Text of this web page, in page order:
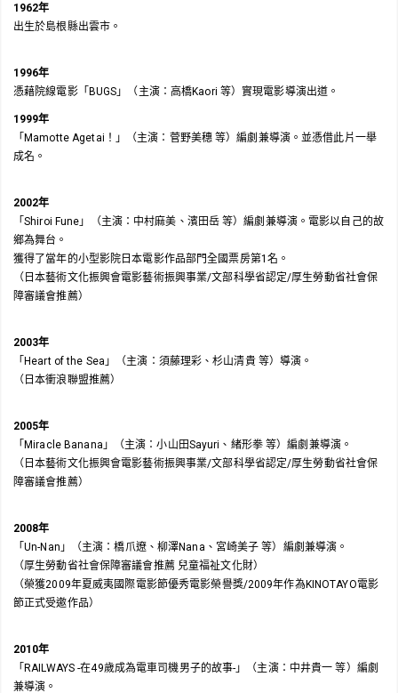
1962年
出生於島根縣出雲市。
1996年
憑藉院線電影「BUGS」（主演：高橋Kaori 等）實現電影導演出道。
1999年
「Mamotte Agetai！」（主演：菅野美穗 等）編劇兼導演。並憑借此片一舉
成名。
2002年
「Shiroi Fune」（主演：中村麻美、濱田岳 等）編劇兼導演。電影以自己的故
鄉為舞台。
獲得了當年的小型影院日本電影作品部門全國票房第1名。
（日本藝術文化振興會電影藝術振興事業/文部科學省認定/厚生勞動省社會保
障審議會推薦）
2003年
「Heart of the Sea」（主演：須藤理彩、杉山清貴 等）導演。
（日本衝浪聯盟推薦）
2005年
「Miracle Banana」（主演：小山田Sayuri、緒形拳 等）編劇兼導演。
（日本藝術文化振興會電影藝術振興事業/文部科學省認定/厚生勞動省社會保
障審議會推薦）
2008年
「Un-Nan」（主演：橋爪遼、柳澤Nana、宮崎美子 等）編劇兼導演。
（厚生勞動省社會保障審議會推薦 兒童福祉文化財）
（榮獲2009年夏威夷國際電影節優秀電影榮譽獎/2009年作為KINOTAYO電影
節正式受邀作品）
2010年
「RAILWAYS -在49歲成為電車司機男子的故事-」（主演：中井貴一 等）編劇
兼導演。